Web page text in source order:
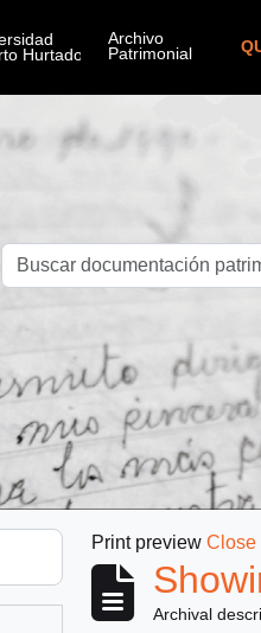
Print preview Close
Archival